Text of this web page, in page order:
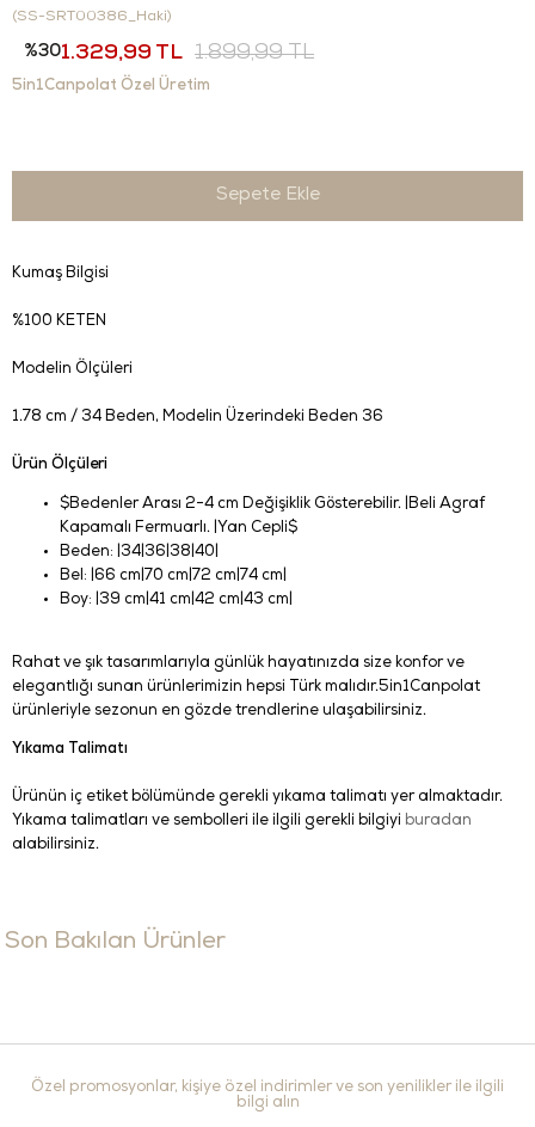
(SS-SRT00386_Haki)
30 1.899,99 TL
1.329,99 TL
5in1Canpolat Özel Üretim
Kumaş Bilgisi
%100 KETEN
Modelin Ölçüleri
1.78 cm / 34 Beden, Modelin Üzerindeki Beden 36
Ürün Ölçüleri
$Bedenler Arası 2-4 cm Değişiklik Gösterebilir. |Beli Agraf
Kapamalı Fermuarlı. |Yan Cepli$
Beden: |34|36|38|40|
Bel: |66 cm|70 cm|72 cm|74 cm|
Boy: |39 cm|41 cm|42 cm|43 cm|
Rahat ve şık tasarımlarıyla günlük hayatınızda size konfor ve
elegantlığı sunan ürünlerimizin hepsi Türk malıdır.5in1Canpolat
ürünleriyle sezonun en gözde trendlerine ulaşabilirsiniz.
Yıkama Talimatı
Ürünün iç etiket bölümünde gerekli yıkama talimatı yer almaktadır.
Yıkama talimatları ve sembolleri ile ilgili gerekli bilgiyi buradan
alabilirsiniz.
Son Bakılan Ürünler
Özel promosyonlar, kişiye özel indirimler ve son yenilikler ile ilgili
bilgi alın